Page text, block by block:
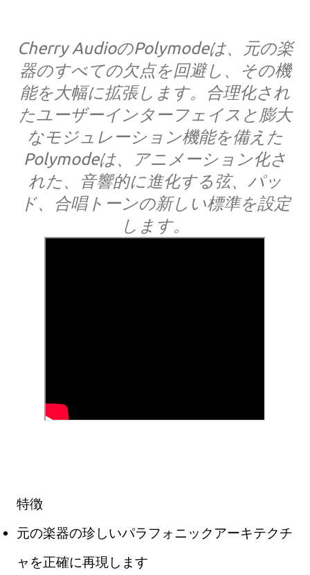
Cherry AudioのPolymodeは、元の楽
器のすべての欠点を回避し、その機
能を大幅に拡張します。合理化され
たユーザーインターフェイスと膨大
なモジュレーション機能を備えた
Polymodeは、アニメーション化さ
れた、音響的に進化する弦、パッ
ド、合唱トーンの新しい標準を設定
します。
特徴
元の楽器の珍しいパラフォニックアーキテクチ
ャを正確に再現します